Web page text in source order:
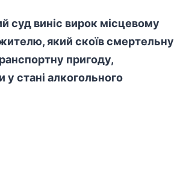
суд виніс вирок місцевому
який скоїв смертельну
пригоду,
у стані алкогольного